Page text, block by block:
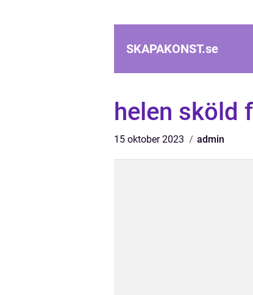
SKAPAKONST.se
helen sköld
15 oktober 2023 admin